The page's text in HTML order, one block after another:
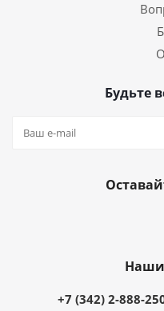
Будьте
Наши
+7 (342) 2-888-